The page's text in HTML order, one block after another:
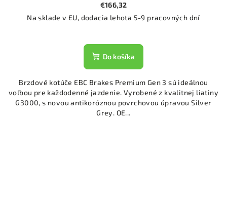
€166,32
Na sklade v EU, dodacia lehota 5-9 pracovných dní
Do košíka
Brzdové kotúče EBC Brakes Premium Gen 3 sú ideálnou
voľbou pre každodenné jazdenie. Vyrobené z kvalitnej liatiny
G3000, s novou antikoróznou povrchovou úpravou Silver
Grey. OE...